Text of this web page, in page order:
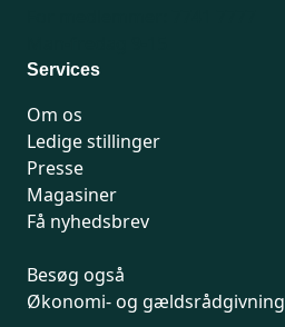
Services
Om os
Ledige stillinger
Presse
Magasiner
Få nyhedsbrev
Besøg også
Økonomi- og gældsrådgivning